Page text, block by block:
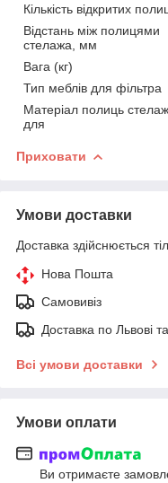
Кількість відкритих
Відстань між полицями
стелажа, мм
Вага (кг)
Тип меблів для фільтра
Матеріал полиць
для
Приховати
Умови доставки
Доставка здійснюється
Нова Пошта
Самовивіз
Доставка по Львові
Всі умови доставки
Умови оплати
Ви отримаєте